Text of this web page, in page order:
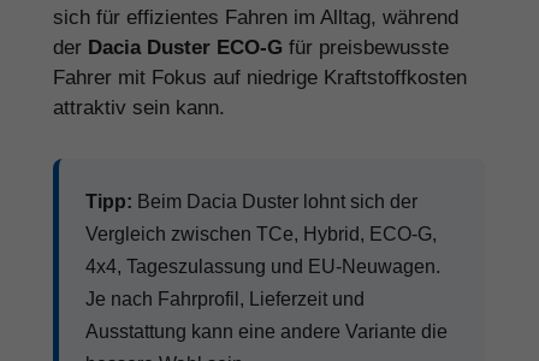
sich für effizientes Fahren im Alltag, während
der Dacia Duster ECO-G für preisbewusste
Fahrer mit Fokus auf niedrige Kraftstoffkosten
attraktiv sein kann.
Tipp: Beim Dacia Duster lohnt sich der
Vergleich zwischen TCe, Hybrid, ECO-G,
4x4, Tageszulassung und EU-Neuwagen.
Je nach Fahrprofil, Lieferzeit und
Ausstattung kann eine andere Variante die